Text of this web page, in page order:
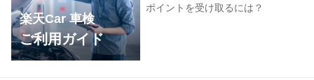
楽天Car 車検
ご利用ガイド
ポイントを受け取るには？